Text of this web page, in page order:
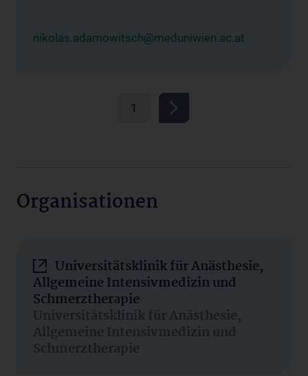
nikolas.adamowitsch@meduniwien.ac.at
1
Organisationen
Universitätsklinik für Anästhesie,
Allgemeine Intensivmedizin und
Schmerztherapie
Universitätsklinik für Anästhesie,
Allgemeine Intensivmedizin und
Schmerztherapie